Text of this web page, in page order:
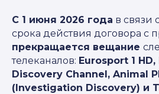
С 1 июня 2026 года в связи
срока действия договора с
прекращается вещание
телеканалов: Eurosport 1
Discovery Channel, Animal
(Investigation Discovery) и